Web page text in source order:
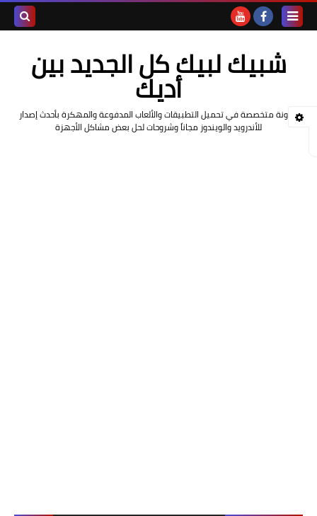
المدونةشبيك لبيك كل الجديد بين
أديك
مدونة متخصصة في تحميل التطبيقات والألعاب المدفوعة والمهكرة بأحدث إصدار
للأندرويد والويندوز مجاناً وشروحات لحل بعض مشاكل الأجهزة